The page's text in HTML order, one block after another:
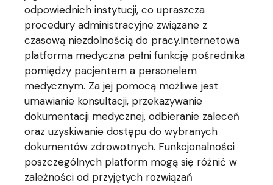
odpowiednich instytucji, co upraszcza
procedury administracyjne związane z
czasową niezdolnością do pracy.Internetowa
platforma medyczna pełni funkcję pośrednika
pomiędzy pacjentem a personelem
medycznym. Za jej pomocą możliwe jest
umawianie konsultacji, przekazywanie
dokumentacji medycznej, odbieranie zaleceń
oraz uzyskiwanie dostępu do wybranych
dokumentów zdrowotnych. Funkcjonalności
poszczególnych platform mogą się różnić w
zależności od przyjętych rozwiązań